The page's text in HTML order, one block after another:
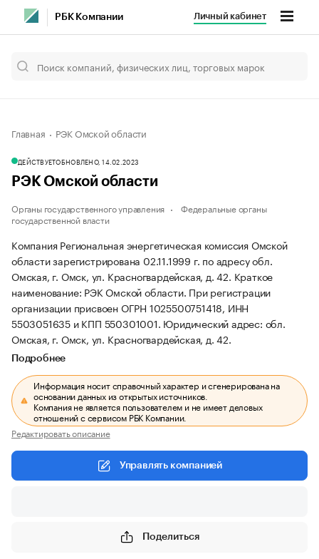
РБК Компании Личный кабинет
Главная РЭК Омской области
ДЕЙСТВУЕТОБНОВЛЕНО, 14.02.2023
РЭК Омской области
Органы государственного управления
Федеральные органы
государственной власти
Компания Региональная энергетическая комиссия Омской
области зарегистрирована 02.11.1999 г. по адресу обл.
Омская, г. Омск, ул. Красногвардейская, д. 42. Краткое
наименование: РЭК Омской области. При регистрации
организации присвоен ОГРН 1025500751418, ИНН
5503051635 и КПП 550301001. Юридический адрес: обл.
Омская, г. Омск, ул. Красногвардейская, д. 42.
Подробнее
Информация носит справочный характер и сгенерирована на
основании данных из открытых источников.
Компания не является пользователем и не имеет деловых
отношений с сервисом РБК Компании.
Редактировать описание
Управлять компанией
Поделиться